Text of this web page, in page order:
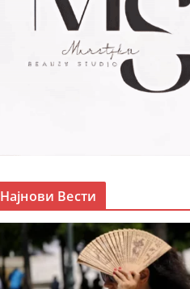
Најнови Вести